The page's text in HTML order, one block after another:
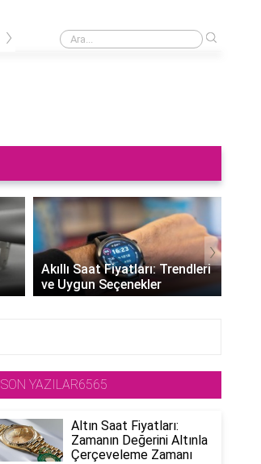
Saat neden sağa takılmaz?
›
Akıllı Saat Fiyatları: Trendleri
ve Uygun Seçenekler
›
SON YAZILAR6565
Altın Saat Fiyatları:
Zamanın Değerini Altınla
Çerçeveleme Zamanı